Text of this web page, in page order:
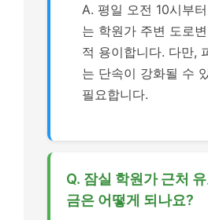
A. 평일 오전 10시부
는 학원가 주변 도로
적 용이합니다. 다만,
는 단속이 강화될 수
필요합니다.
Q. 잠실 학원가 근처
금은 어떻게 되나요?